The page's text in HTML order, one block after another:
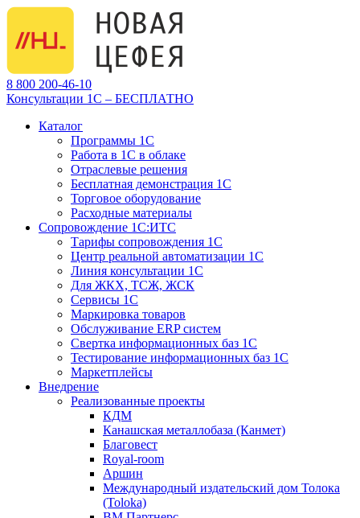
8 800 200-46-10
Консультации 1С – БЕСПЛАТНО
Каталог
Программы 1С
Работа в 1С в облаке
Отраслевые решения
Бесплатная демонстрация 1С
Торговое оборудование
Расходные материалы
Сопровождение 1С:ИТС
Тарифы сопровождения 1С
Центр реальной автоматизации 1С
Линия консультации 1С
Для ЖКХ, ТСЖ, ЖСК
Сервисы 1С
Маркировка товаров
Обслуживание ERP систем
Свертка информационных баз 1С
Тестирование информационных баз 1С
Маркетплейсы
Внедрение
Реализованные проекты
КДМ
Канашская металлобаза (Канмет)
Благовест
Royal-room
Аршин
Международный издательский дом Толока
(Toloka)